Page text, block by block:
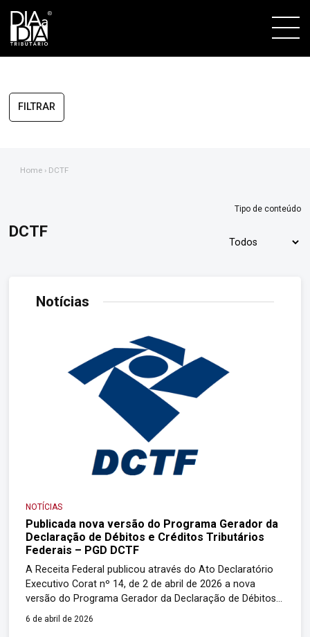
FILTRAR
Home › DCTF
DCTF
Tipo de conteúdo
Notícias
NOTÍCIAS
Publicada nova versão do Programa Gerador da
Declaração de Débitos e Créditos Tributários
Federais – PGD DCTF
A Receita Federal publicou através do Ato Declaratório
Executivo Corat nº 14, de 2 de abril de 2026 a nova
versão do Programa Gerador da Declaração de Débitos
e Créditos Tributários Federais – PGD DCTF que deve ser
6 de abril de 2026